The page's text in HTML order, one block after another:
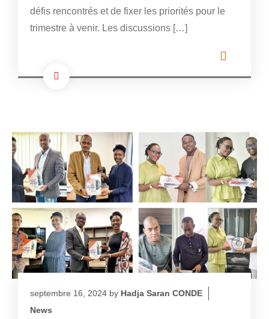
défis rencontrés et de fixer les priorités pour le
trimestre à venir. Les discussions […]
septembre 16, 2024 by Hadja Saran CONDE
News